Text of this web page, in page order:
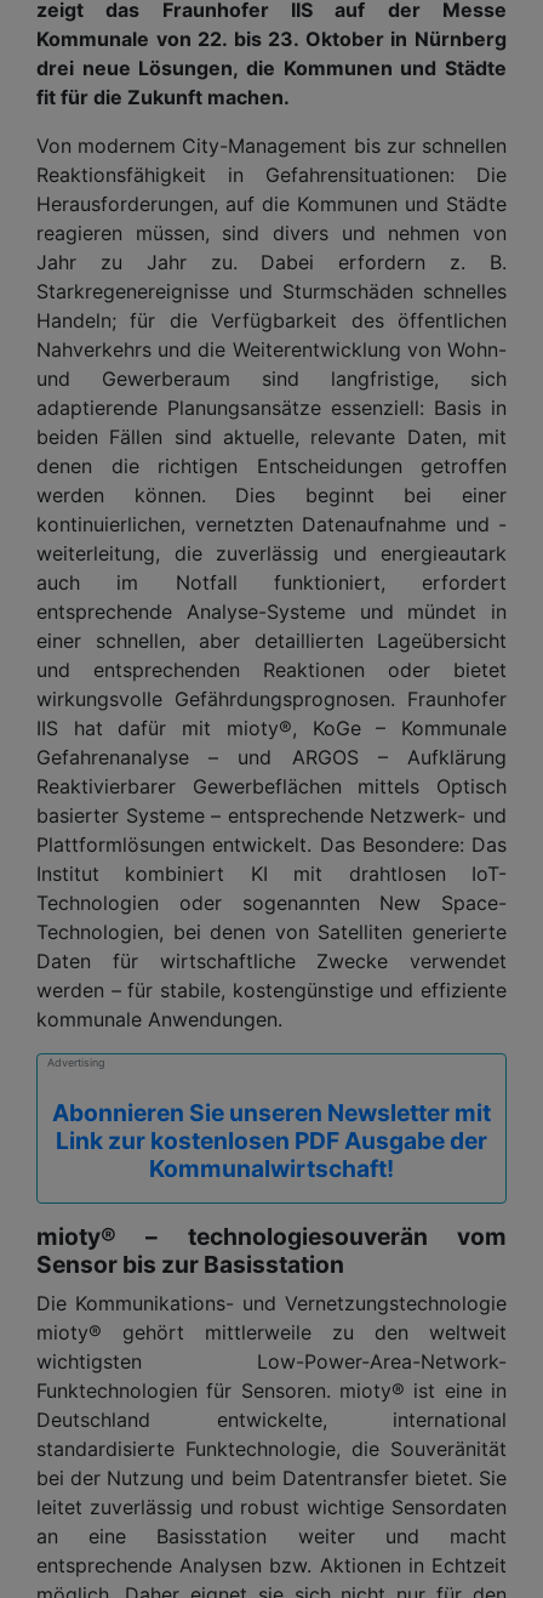
zeigt das Fraunhofer IIS auf der Messe
Kommunale von 22. bis 23. Oktober in Nürnberg
drei neue Lösungen, die Kommunen und Städte
fit für die Zukunft machen.
Von modernem City-Management bis zur schnellen
Reaktionsfähigkeit in Gefahrensituationen: Die
Herausforderungen, auf die Kommunen und Städte
reagieren müssen, sind divers und nehmen von
Jahr zu Jahr zu. Dabei erfordern z. B.
Starkregenereignisse und Sturmschäden schnelles
Handeln; für die Verfügbarkeit des öffentlichen
Nahverkehrs und die Weiterentwicklung von Wohn-
und Gewerberaum sind langfristige, sich
adaptierende Planungsansätze essenziell: Basis in
beiden Fällen sind aktuelle, relevante Daten, mit
denen die richtigen Entscheidungen getroffen
werden können. Dies beginnt bei einer
kontinuierlichen, vernetzten Datenaufnahme und -
weiterleitung, die zuverlässig und energieautark
auch im Notfall funktioniert, erfordert
entsprechende Analyse-Systeme und mündet in
einer schnellen, aber detaillierten Lageübersicht
und entsprechenden Reaktionen oder bietet
wirkungsvolle Gefährdungsprognosen. Fraunhofer
IIS hat dafür mit mioty®, KoGe – Kommunale
Gefahrenanalyse – und ARGOS – Aufklärung
Reaktivierbarer Gewerbeflächen mittels Optisch
basierter Systeme – entsprechende Netzwerk- und
Plattformlösungen entwickelt. Das Besondere: Das
Institut kombiniert KI mit drahtlosen IoT-
Technologien oder sogenannten New Space-
Technologien, bei denen von Satelliten generierte
Daten für wirtschaftliche Zwecke verwendet
werden – für stabile, kostengünstige und effiziente
kommunale Anwendungen.
Advertising
Abonnieren Sie unseren Newsletter mit
Link zur kostenlosen PDF Ausgabe der
Kommunalwirtschaft!
mioty® – technologiesouverän vom
Sensor bis zur Basisstation
Die Kommunikations- und Vernetzungstechnologie
mioty® gehört mittlerweile zu den weltweit
wichtigsten Low-Power-Area-Network-
Funktechnologien für Sensoren. mioty® ist eine in
Deutschland entwickelte, international
standardisierte Funktechnologie, die Souveränität
bei der Nutzung und beim Datentransfer bietet. Sie
leitet zuverlässig und robust wichtige Sensordaten
an eine Basisstation weiter und macht
entsprechende Analysen bzw. Aktionen in Echtzeit